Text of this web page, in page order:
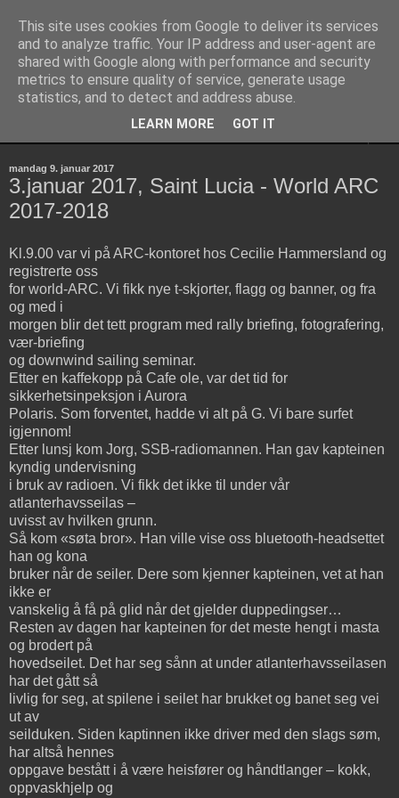
Aurora Polaris
Discovery 55
mandag 9. januar 2017
3.januar 2017, Saint Lucia - World ARC
2017-2018
Kl.9.00 var vi på ARC-kontoret hos Cecilie Hammersland og
registrerte oss
for world-ARC. Vi fikk nye t-skjorter, flagg og banner, og fra
og med i
morgen blir det tett program med rally briefing, fotografering,
vær-briefing
og downwind sailing seminar.
Etter en kaffekopp på Cafe ole, var det tid for
sikkerhetsinpeksjon i Aurora
Polaris. Som forventet, hadde vi alt på G. Vi bare surfet
igjennom!
Etter lunsj kom Jorg, SSB-radiomannen. Han gav kapteinen
kyndig undervisning
i bruk av radioen. Vi fikk det ikke til under vår
atlanterhavsseilas –
uvisst av hvilken grunn.
Så kom «søta bror». Han ville vise oss bluetooth-headsettet
han og kona
bruker når de seiler. Dere som kjenner kapteinen, vet at han
ikke er
vanskelig å få på glid når det gjelder duppedingser…
Resten av dagen har kapteinen for det meste hengt i masta
og brodert på
hovedseilet. Det har seg sånn at under atlanterhavsseilasen
har det gått så
livlig for seg, at spilene i seilet har brukket og banet seg vei
ut av
seilduken. Siden kaptinnen ikke driver med den slags søm,
har altså hennes
oppgave bestått i å være heisfører og håndtlanger – kokk,
oppvaskhjelp og
This site uses cookies from Google to deliver its services
and to analyze traffic. Your IP address and user-agent are
shared with Google along with performance and security
metrics to ensure quality of service, generate usage
statistics, and to detect and address abuse.
LEARN MORE GOT IT